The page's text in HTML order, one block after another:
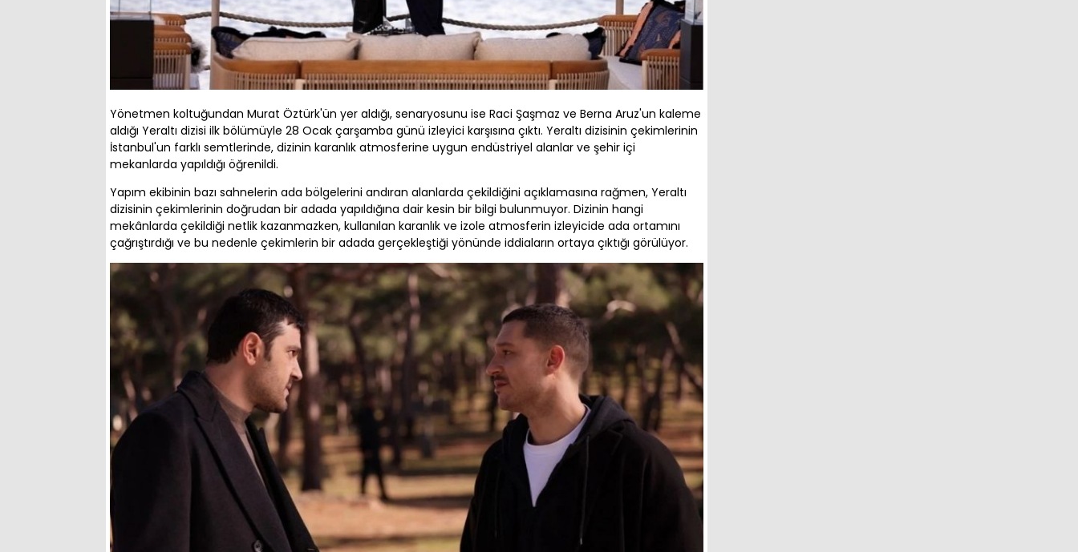
Yönetmen koltuğundan Murat Öztürk'ün yer aldığı, senaryosunu ise Raci Şaşmaz ve Berna Aruz'un kaleme
aldığı Yeraltı dizisi ilk bölümüyle 28 Ocak çarşamba günü izleyici karşısına çıktı. Yeraltı dizisinin çekimlerinin
İstanbul'un farklı semtlerinde, dizinin karanlık atmosferine uygun endüstriyel alanlar ve şehir içi
mekanlarda yapıldığı öğrenildi.
Yapım ekibinin bazı sahnelerin ada bölgelerini andıran alanlarda çekildiğini açıklamasına rağmen, Yeraltı
dizisinin çekimlerinin doğrudan bir adada yapıldığına dair kesin bir bilgi bulunmuyor. Dizinin hangi
mekânlarda çekildiği netlik kazanmazken, kullanılan karanlık ve izole atmosferin izleyicide ada ortamını
çağrıştırdığı ve bu nedenle çekimlerin bir adada gerçekleştiği yönünde iddiaların ortaya çıktığı görülüyor.